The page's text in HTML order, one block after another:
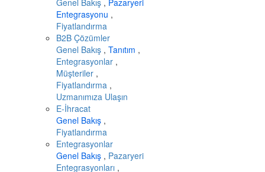
Entegrasyonu ,
Fiyatlandırma
B2B Çözümler
Genel Bakış , Tanıtım ,
Entegrasyonlar ,
Müşteriler ,
Fiyatlandırma ,
Uzmanımıza Ulaşın
E-İhracat
Genel Bakış ,
Fiyatlandırma
Entegrasyonlar
Genel Bakış , Pazaryeri
Entegrasyonları ,